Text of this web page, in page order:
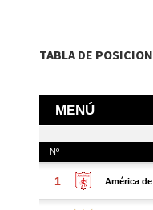
TABLA DE